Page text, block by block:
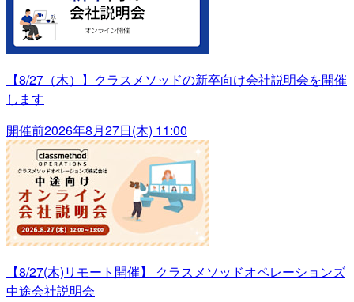
【8/27（木）】クラスメソッドの新卒向け会社説明会を開催
します
開催前2026年8月27日(木) 11:00
【8/27(木)リモート開催】 クラスメソッドオペレーションズ
中途会社説明会